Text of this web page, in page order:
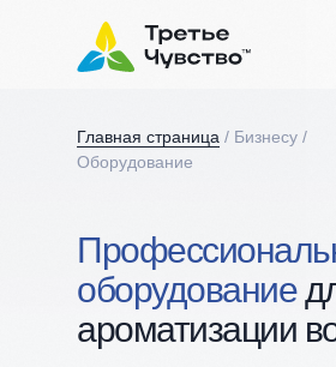
оборудование
ароматизации
Главная страница / Бизнесу /
Оборудование